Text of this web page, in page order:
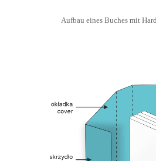
Aufbau eines Buches mit